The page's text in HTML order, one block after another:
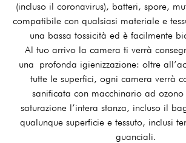
(incluso il coronavirus), batteri, spore,
compatibile con qualsiasi materiale e
una bassa tossicità ed è facilmente
Al tuo arrivo la camera ti verrà
una profonda igienizzazione: oltre
tutte le superfici, ogni camera verrà
sanificata con macchinario ad
saturazione l’intera stanza, incluso il
qualunque superficie e tessuto, inclusi
guanciali.